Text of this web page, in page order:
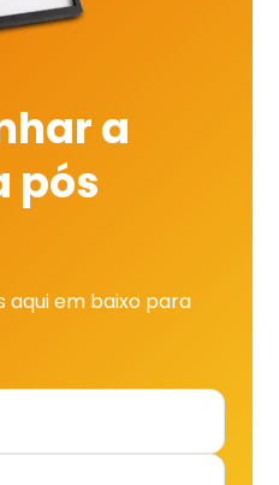
a
pós
aqui em baixo para